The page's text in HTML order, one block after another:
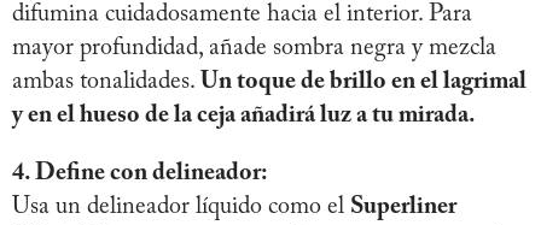
difumina cuidadosamente hacia el interior. Para
mayor profundidad, añade sombra negra y mezcla
ambas tonalidades. Un toque de brillo en el lagrimal
y en el hueso de la ceja añadirá luz a tu mirada.
4. Define con delineador:
Usa un delineador líquido como el Superliner